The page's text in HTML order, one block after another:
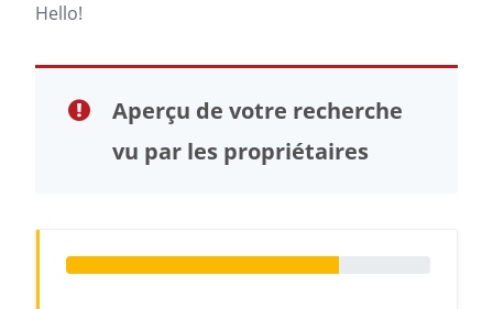
Hello!
Aperçu de votre recherche
vu par les propriétaires